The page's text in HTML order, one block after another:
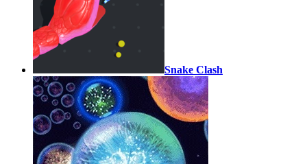
Snake Clash